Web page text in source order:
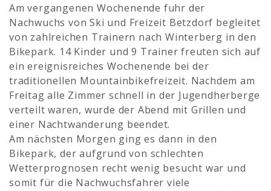
Am vergangenen Wochenende fuhr der
Nachwuchs von Ski und Freizeit Betzdorf begleitet
von zahlreichen Trainern nach Winterberg in den
Bikepark. 14 Kinder und 9 Trainer freuten sich auf
ein ereignisreiches Wochenende bei der
traditionellen Mountainbikefreizeit. Nachdem am
Freitag alle Zimmer schnell in der Jugendherberge
verteilt waren, wurde der Abend mit Grillen und
einer Nachtwanderung beendet.
Am nächsten Morgen ging es dann in den
Bikepark,der aufgrund von schlechten
Wetterprognosen recht wenig besucht war und
somit für die Nachwuchsfahrer viele